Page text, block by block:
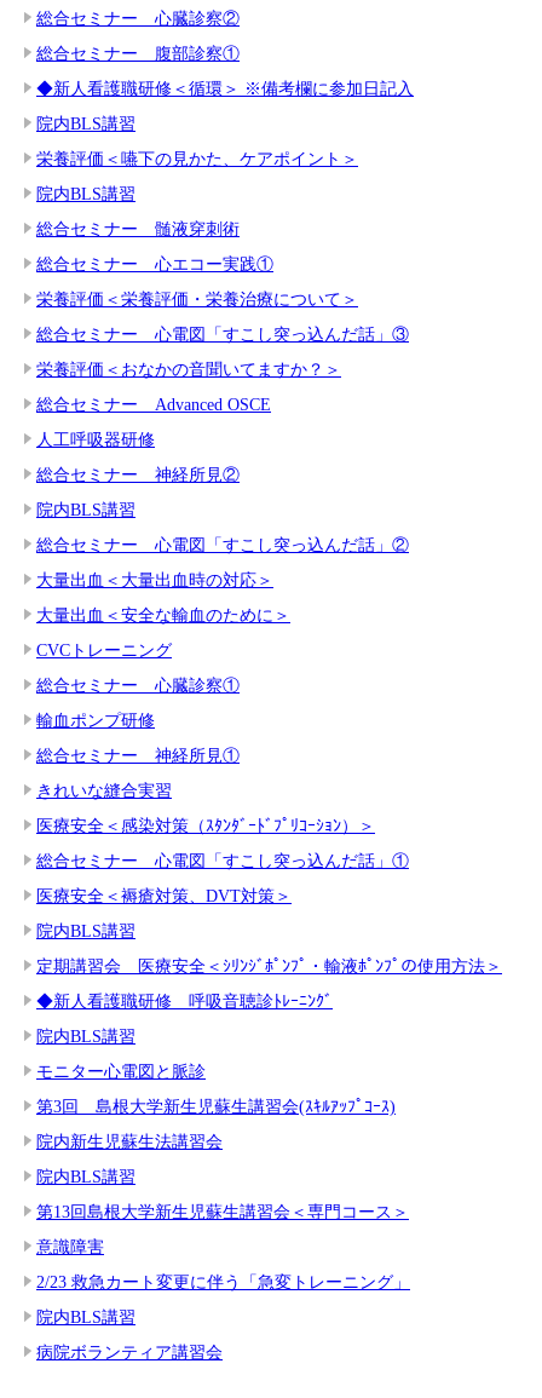
総合セミナー 心臓診察②
総合セミナー 腹部診察①
◆新人看護職研修＜循環＞ ※備考欄に参加日記入
院内BLS講習
栄養評価＜嚥下の見かた、ケアポイント＞
院内BLS講習
総合セミナー 髄液穿刺術
総合セミナー 心エコー実践①
栄養評価＜栄養評価・栄養治療について＞
総合セミナー 心電図「すこし突っ込んだ話」③
栄養評価＜おなかの音聞いてますか？＞
総合セミナー Advanced OSCE
人工呼吸器研修
総合セミナー 神経所見②
院内BLS講習
総合セミナー 心電図「すこし突っ込んだ話」②
大量出血＜大量出血時の対応＞
大量出血＜安全な輸血のために＞
CVCトレーニング
総合セミナー 心臓診察①
輸血ポンプ研修
総合セミナー 神経所見①
きれいな縫合実習
医療安全＜感染対策（ｽﾀﾝﾀﾞｰﾄﾞﾌﾟﾘｺｰｼｮﾝ）＞
総合セミナー 心電図「すこし突っ込んだ話」①
医療安全＜褥瘡対策、DVT対策＞
院内BLS講習
定期講習会 医療安全＜ｼﾘﾝｼﾞﾎﾟﾝﾌﾟ・輸液ﾎﾟﾝﾌﾟの使用方法＞
◆新人看護職研修 呼吸音聴診ﾄﾚｰﾆﾝｸﾞ
院内BLS講習
モニター心電図と脈診
第3回 島根大学新生児蘇生講習会(ｽｷﾙｱｯﾌﾟｺｰｽ)
院内新生児蘇生法講習会
院内BLS講習
第13回島根大学新生児蘇生講習会＜専門コース＞
意識障害
2/23 救急カート変更に伴う「急変トレーニング」
院内BLS講習
病院ボランティア講習会